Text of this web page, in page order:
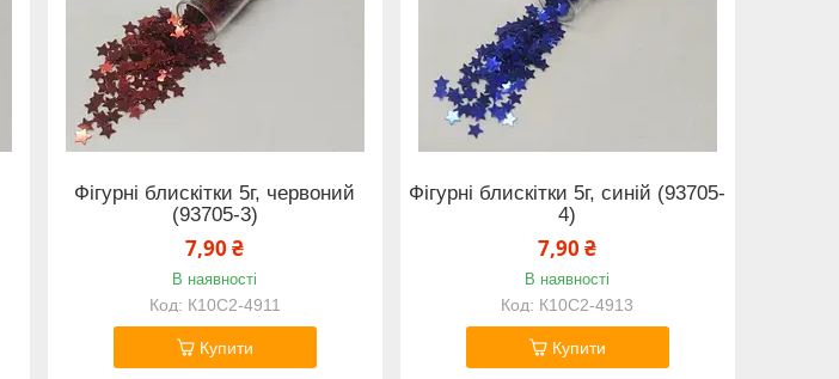
Фігурні блискітки 5г, червоний
(93705-3)
7,90 ₴
В наявності
К10С2-4911
Купити
Фігурні блискітки 5г, синій (93705-
4)
7,90 ₴
В наявності
К10С2-4913
Купити